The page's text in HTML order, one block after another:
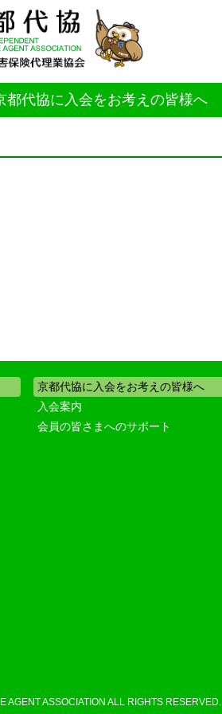
都代協に入会をお考えの皆様へ
京都代協に入会をお考えの皆様へ
入会案内
会員の皆さまへのサポート
ASSOCIATION ALL RIGHTS RESERVED.